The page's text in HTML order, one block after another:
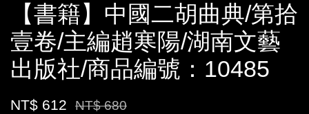
【書籍】中國二胡曲典/第拾
壹卷/主編趙寒陽/湖南文藝
出版社/商品編號：10485
NT$ 612 NT$ 680